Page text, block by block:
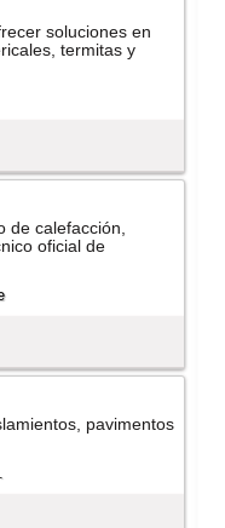
soluciones en
termitas y
de calefacción,
oficial de
pavimentos